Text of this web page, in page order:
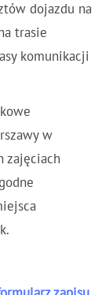
dojazdu na
trasie
komunikacji
w
zajęciach